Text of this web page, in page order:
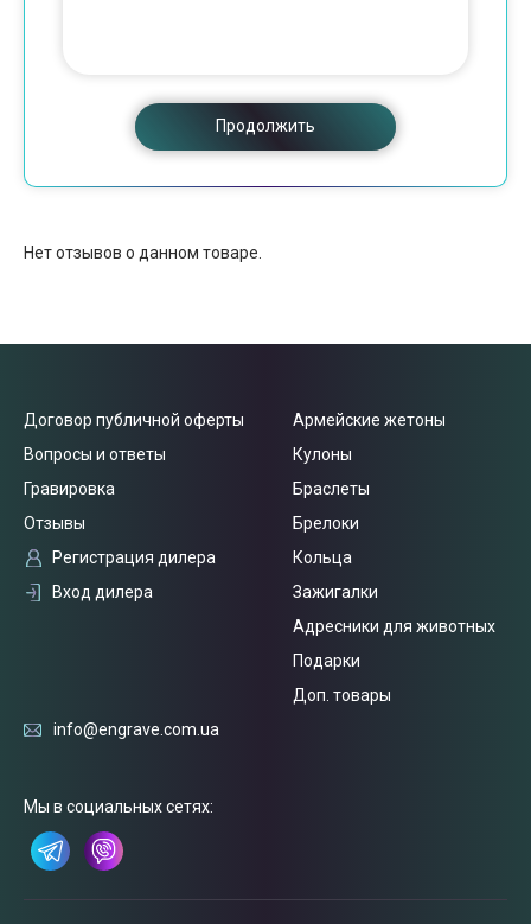
Продолжить
Нет отзывов о данном товаре.
Договор публичной оферты
Вопросы и ответы
Гравировка
Отзывы
Регистрация дилера
Вход дилера
Армейские жетоны
Кулоны
Браслеты
Брелоки
Кольца
Зажигалки
Адресники для животных
Подарки
Доп. товары
info@engrave.com.ua
Мы в социальных сетях: